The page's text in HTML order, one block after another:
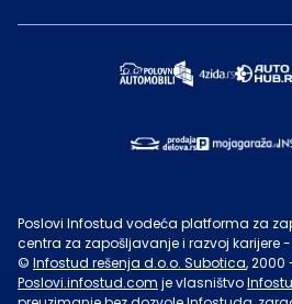
Poslovi Infostud vodeća platforma za
centra za zapošljavanje i razvoj karijere
© Infostud rešenja d.o.o. Subotica, 2000
Poslovi.infostud.com je vlasništvo